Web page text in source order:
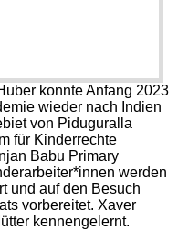
konnte Anfang 2023
wieder nach Indien
von Piduguralla
für Kinderrechte
Babu Primary
werden
und auf den Besuch
vorbereitet. Xaver
kennengelernt.